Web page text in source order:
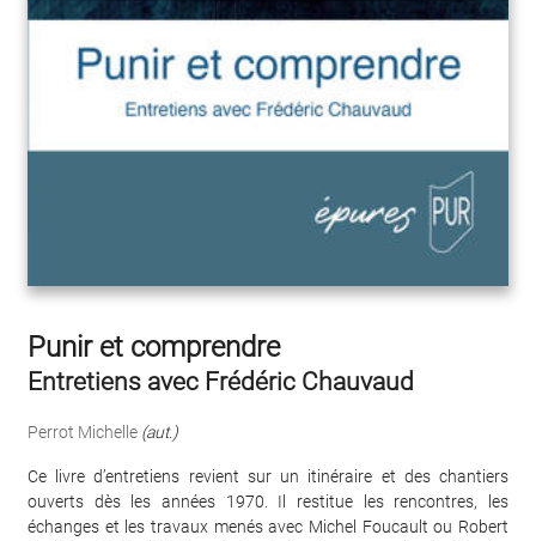
Punir et comprendre
Entretiens avec Frédéric Chauvaud
Perrot Michelle (aut.)
Ce livre d’entretiens revient sur un itinéraire et des chantiers
ouverts dès les années 1970. Il restitue les rencontres, les
échanges et les travaux menés avec Michel Foucault ou Robert